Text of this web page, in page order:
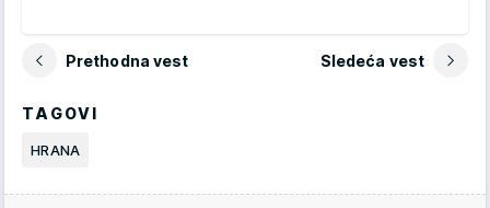
Prethodna vest Sledeća vest
TAGOVI
HRANA